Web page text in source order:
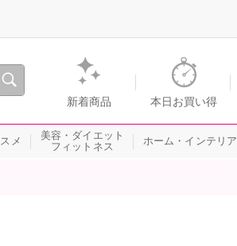
・テレビショッピングのショップチャンネル
新着商品 本日お買い得
メ
美容・ダイエット
フィットネス
ホーム・インテリア